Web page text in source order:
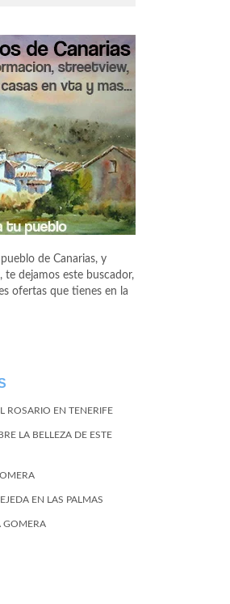
de Canarias, y
te dejamos este buscador,
ofertas que tienes en la
ROSARIO EN TENERIFE
LA BELLEZA DE ESTE
EN LAS PALMAS
GOMERA